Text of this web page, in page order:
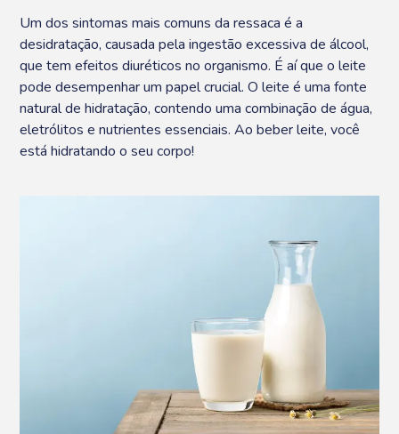
Um dos sintomas mais comuns da ressaca é a
desidratação, causada pela ingestão excessiva de álcool,
que tem efeitos diuréticos no organismo. É aí que o leite
pode desempenhar um papel crucial. O leite é uma fonte
natural de hidratação, contendo uma combinação de água,
eletrólitos e nutrientes essenciais. Ao beber leite, você
está hidratando o seu corpo!